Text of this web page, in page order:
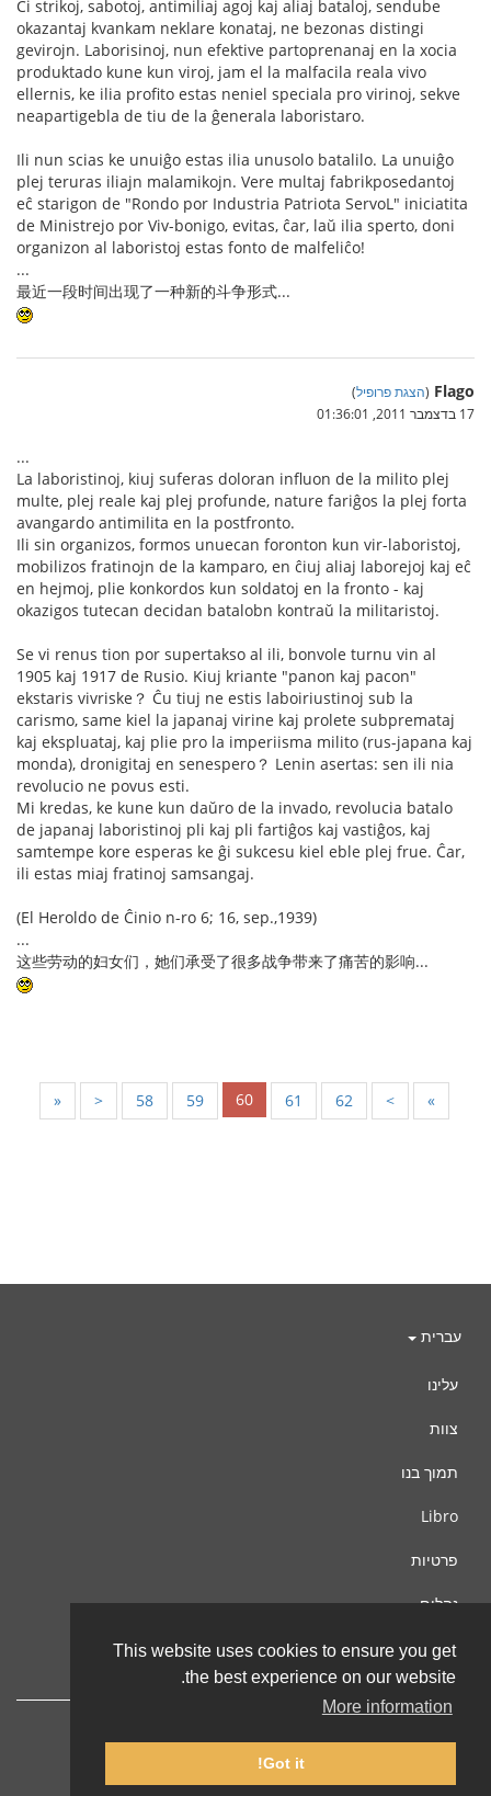
This website uses cookies to ensure you get
the best experience on our website.
More information
Got it!
Ĉi strikoj, sabotoj, antimiliaj agoj kaj aliaj bataloj, sendube
okazantaj kvankam neklare konataj, ne bezonas distingi
gevirojn. Laborisinoj, nun efektive partoprenanaj en la xocia
produktado kune kun viroj, jam el la malfacila reala vivo
ellernis, ke ilia profito estas neniel speciala pro virinoj, sekve
neapartigebla de tiu de la ĝenerala laboristaro.
Ili nun scias ke unuiĝo estas ilia unusolo batalilo. La unuiĝo
plej teruras iliajn malamikojn. Vere multaj fabrikposedantoj
eĉ starigon de "Rondo por Industria Patriota ServoL" iniciatita
de Ministrejo por Viv-bonigo, evitas, ĉar, laŭ ilia sperto, doni
organizon al laboristoj estas fonto de malfeliĉo!
...
最近一段时间出现了一种新的斗争形式...
Flago
(הצגת פרופיל)
17 בדצמבר 2011, 01:36:01
...
La laboristinoj, kiuj suferas doloran influon de la milito plej
multe, plej reale kaj plej profunde, nature fariĝos la plej forta
avangardo antimilita en la postfronto.
Ili sin organizos, formos unuecan foronton kun vir-laboristoj,
mobilizos fratinojn de la kamparo, en ĉiuj aliaj laborejoj kaj eĉ
en hejmoj, plie konkordos kun soldatoj en la fronto - kaj
okazigos tutecan decidan batalobn kontraŭ la militaristoj.
Se vi renus tion por supertakso al ili, bonvole turnu vin al
1905 kaj 1917 de Rusio. Kiuj kriante "panon kaj pacon"
ekstaris vivriske？ Ĉu tiuj ne estis laboiriustinoj sub la
carismo, same kiel la japanaj virine kaj prolete subpremataj
kaj ekspluataj, kaj plie pro la imperiisma milito (rus-japana kaj
monda), dronigitaj en senespero？ Lenin asertas: sen ili nia
revolucio ne povus esti.
Mi kredas, ke kune kun daŭro de la invado, revolucia batalo
de japanaj laboristinoj pli kaj pli fartiĝos kaj vastiĝos, kaj
samtempe kore esperas ke ĝi sukcesu kiel eble plej frue. Ĉar,
ili estas miaj fratinoj samsangaj.
(El Heroldo de Ĉinio n-ro 6; 16, sep.,1939)
...
这些劳动的妇女们，她们承受了很多战争带来了痛苦的影响...
« < 58 59 60 61 62 > »
עברית
עלינו
צוות
תמוך בנו
Libro
פרטיות
נהלים
צור קשר
© 2002-2026 lernu.net |Impressum